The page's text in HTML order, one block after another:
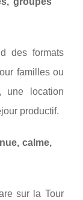
des formats
familles ou
une location
productif.
calme,
sur la Tour